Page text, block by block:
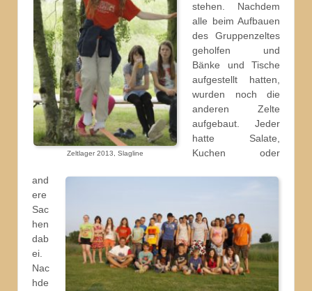
Zeltlager 2013, Slagline
stehen. Nachdem
alle beim Aufbauen
des Gruppenzeltes
geholfen und
Bänke und Tische
aufgestellt hatten,
wurden noch die
anderen Zelte
aufgebaut. Jeder
hatte Salate,
Kuchen oder
and
ere
Sac
hen
dab
ei.
Nac
hde